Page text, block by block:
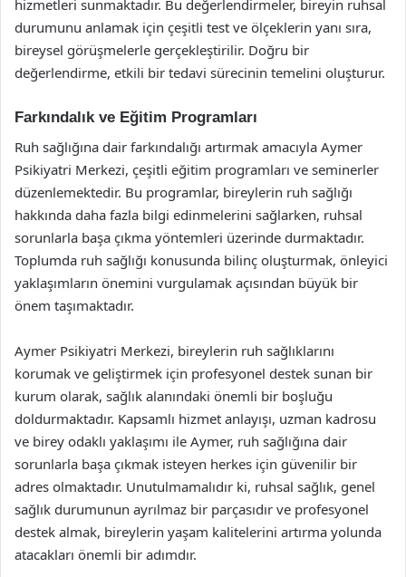
hizmetleri sunmaktadır. Bu değerlendirmeler, bireyin ruhsal
durumunu anlamak için çeşitli test ve ölçeklerin yanı sıra,
bireysel görüşmelerle gerçekleştirilir. Doğru bir
değerlendirme, etkili bir tedavi sürecinin temelini oluşturur.
Farkındalık ve Eğitim Programları
Ruh sağlığına dair farkındalığı artırmak amacıyla Aymer
Psikiyatri Merkezi, çeşitli eğitim programları ve seminerler
düzenlemektedir. Bu programlar, bireylerin ruh sağlığı
hakkında daha fazla bilgi edinmelerini sağlarken, ruhsal
sorunlarla başa çıkma yöntemleri üzerinde durmaktadır.
Toplumda ruh sağlığı konusunda bilinç oluşturmak, önleyici
yaklaşımların önemini vurgulamak açısından büyük bir
önem taşımaktadır.
Aymer Psikiyatri Merkezi, bireylerin ruh sağlıklarını
korumak ve geliştirmek için profesyonel destek sunan bir
kurum olarak, sağlık alanındaki önemli bir boşluğu
doldurmaktadır. Kapsamlı hizmet anlayışı, uzman kadrosu
ve birey odaklı yaklaşımı ile Aymer, ruh sağlığına dair
sorunlarla başa çıkmak isteyen herkes için güvenilir bir
adres olmaktadır. Unutulmamalıdır ki, ruhsal sağlık, genel
sağlık durumunun ayrılmaz bir parçasıdır ve profesyonel
destek almak, bireylerin yaşam kalitelerini artırma yolunda
atacakları önemli bir adımdır.